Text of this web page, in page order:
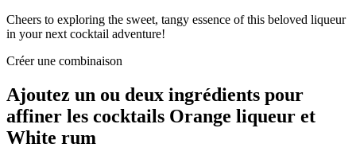
Cheers to exploring the sweet, tangy essence of this beloved liqueur
in your next cocktail adventure!
Créer une combinaison
Ajoutez un ou deux ingrédients pour
affiner les cocktails Orange liqueur et
White rum